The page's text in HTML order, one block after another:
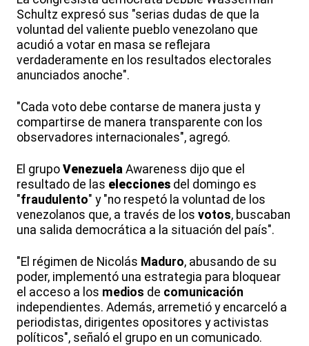
Schultz expresó sus "serias dudas de que la
voluntad del valiente pueblo venezolano que
acudió a votar en masa se reflejara
verdaderamente en los resultados electorales
anunciados anoche".
"Cada voto debe contarse de manera justa y
compartirse de manera transparente con los
observadores internacionales", agregó.
El grupo Venezuela Awareness dijo que el
resultado de las elecciones del domingo es
"fraudulento" y "no respetó la voluntad de los
venezolanos que, a través de los votos, buscaban
una salida democrática a la situación del país".
"El régimen de Nicolás Maduro, abusando de su
poder, implementó una estrategia para bloquear
el acceso a los medios de comunicación
independientes. Además, arremetió y encarceló a
periodistas, dirigentes opositores y activistas
políticos", señaló el grupo en un comunicado.